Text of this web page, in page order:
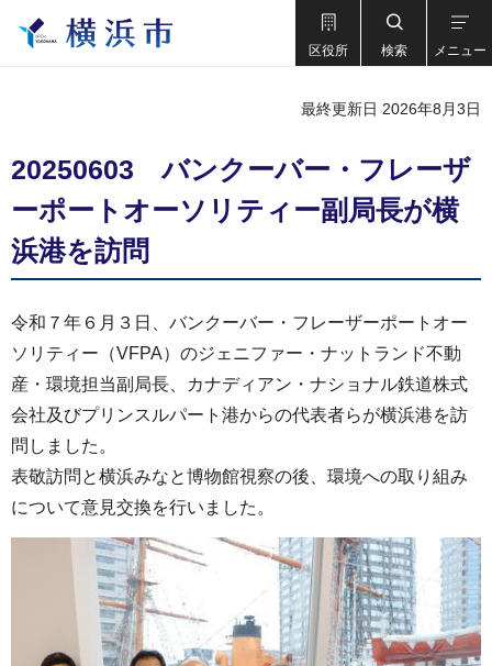
区役所 検索 メニュー
最終更新日 2026年8月3日
20250603 バンクーバー・フレーザ
ーポートオーソリティー副局長が横
浜港を訪問
令和７年６月３日、バンクーバー・フレーザーポートオー
ソリティー（VFPA）のジェニファー・ナットランド不動
産・環境担当副局長、カナディアン・ナショナル鉄道株式
会社及びプリンスルパート港からの代表者らが横浜港を訪
問しました。
表敬訪問と横浜みなと博物館視察の後、環境への取り組み
について意見交換を行いました。